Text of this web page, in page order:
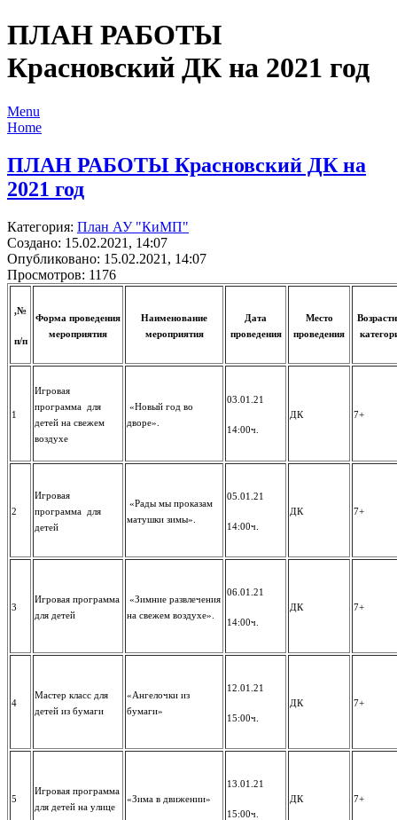
ПЛАН РАБОТЫ
Красновский ДК на 2021 год
Menu
Home
ПЛАН РАБОТЫ Красновский ДК на
2021 год
Категория: План АУ "КиМП"
Создано: 15.02.2021, 14:07
Опубликовано: 15.02.2021, 14:07
Просмотров: 1176
,№
п/п
Форма проведения
мероприятия
Наименование
мероприятия
Дата
проведения
Место
проведения
1
Игровая
программа для
детей на свежем
воздухе
«Новый год во
дворе».
03.01.21
14:00ч.
ДК 7+
2
Игровая
программа для
детей
«Рады мы проказам
матушки зимы».
05.01.21
14:00ч.
ДК 7+
3
Игровая программа
для детей
«Зимние развлечения
на свежем воздухе».
06.01.21
14:00ч.
ДК 7+
4
Мастер класс для
детей из бумаги
«Ангелочки из
бумаги»
12.01.21
15:00ч.
ДК 7+
5
Игровая программа
для детей на улице
«Зима в движении»
13.01.21
15:00ч.
ДК 7+